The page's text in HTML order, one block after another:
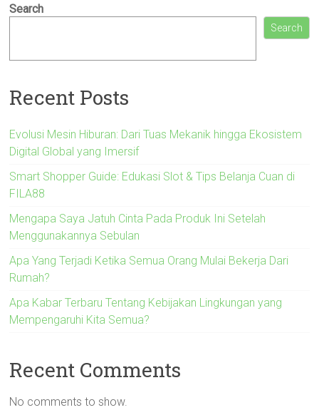
Search
Search
Recent Posts
Evolusi Mesin Hiburan: Dari Tuas Mekanik hingga Ekosistem
Digital Global yang Imersif
Smart Shopper Guide: Edukasi Slot & Tips Belanja Cuan di
FILA88
Mengapa Saya Jatuh Cinta Pada Produk Ini Setelah
Menggunakannya Sebulan
Apa Yang Terjadi Ketika Semua Orang Mulai Bekerja Dari
Rumah?
Apa Kabar Terbaru Tentang Kebijakan Lingkungan yang
Mempengaruhi Kita Semua?
Recent Comments
No comments to show.